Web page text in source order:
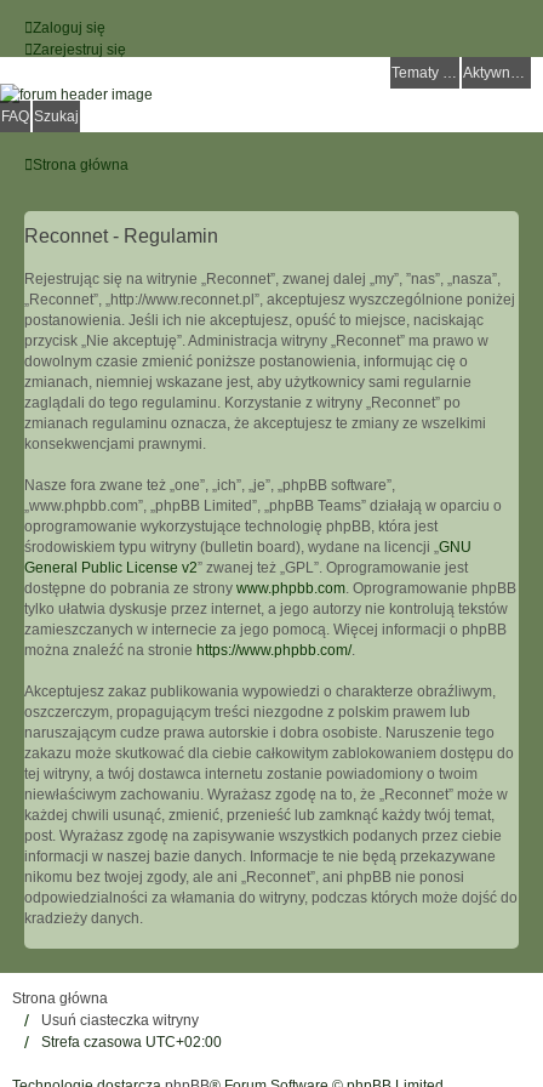
Zaloguj się
Zarejestruj się
Tematy bez odpowiedzi
Aktywne tematy
FAQ Szukaj
Strona główna
Reconnet - Regulamin
Rejestrując się na witrynie „Reconnet”, zwanej dalej „my”, ”nas”, „nasza”,
„Reconnet”, „http://www.reconnet.pl”, akceptujesz wyszczególnione poniżej
postanowienia. Jeśli ich nie akceptujesz, opuść to miejsce, naciskając
przycisk „Nie akceptuję”. Administracja witryny „Reconnet” ma prawo w
dowolnym czasie zmienić poniższe postanowienia, informując cię o
zmianach, niemniej wskazane jest, aby użytkownicy sami regularnie
zaglądali do tego regulaminu. Korzystanie z witryny „Reconnet” po
zmianach regulaminu oznacza, że akceptujesz te zmiany ze wszelkimi
konsekwencjami prawnymi.
Nasze fora zwane też „one”, „ich”, „je”, „phpBB software”,
„www.phpbb.com”, „phpBB Limited”, „phpBB Teams” działają w oparciu o
oprogramowanie wykorzystujące technologię phpBB, która jest
środowiskiem typu witryny (bulletin board), wydane na licencji „GNU
General Public License v2” zwanej też „GPL”. Oprogramowanie jest
dostępne do pobrania ze strony www.phpbb.com. Oprogramowanie phpBB
tylko ułatwia dyskusje przez internet, a jego autorzy nie kontrolują tekstów
zamieszczanych w internecie za jego pomocą. Więcej informacji o phpBB
można znaleźć na stronie https://www.phpbb.com/.
Akceptujesz zakaz publikowania wypowiedzi o charakterze obraźliwym,
oszczerczym, propagującym treści niezgodne z polskim prawem lub
naruszającym cudze prawa autorskie i dobra osobiste. Naruszenie tego
zakazu może skutkować dla ciebie całkowitym zablokowaniem dostępu do
tej witryny, a twój dostawca internetu zostanie powiadomiony o twoim
niewłaściwym zachowaniu. Wyrażasz zgodę na to, że „Reconnet” może w
każdej chwili usunąć, zmienić, przenieść lub zamknąć każdy twój temat,
post. Wyrażasz zgodę na zapisywanie wszystkich podanych przez ciebie
informacji w naszej bazie danych. Informacje te nie będą przekazywane
nikomu bez twojej zgody, ale ani „Reconnet”, ani phpBB nie ponosi
odpowiedzialności za włamania do witryny, podczas których może dojść do
kradzieży danych.
Strona główna
Usuń ciasteczka witryny
Strefa czasowa UTC+02:00